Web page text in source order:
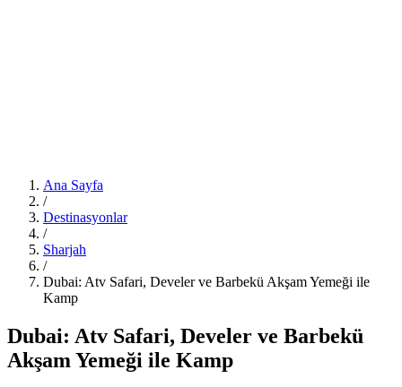
Ana Sayfa
/
Destinasyonlar
/
Sharjah
/
Dubai: Atv Safari, Develer ve Barbekü Akşam Yemeği ile
Kamp
Dubai: Atv Safari, Develer ve Barbekü
Akşam Yemeği ile Kamp